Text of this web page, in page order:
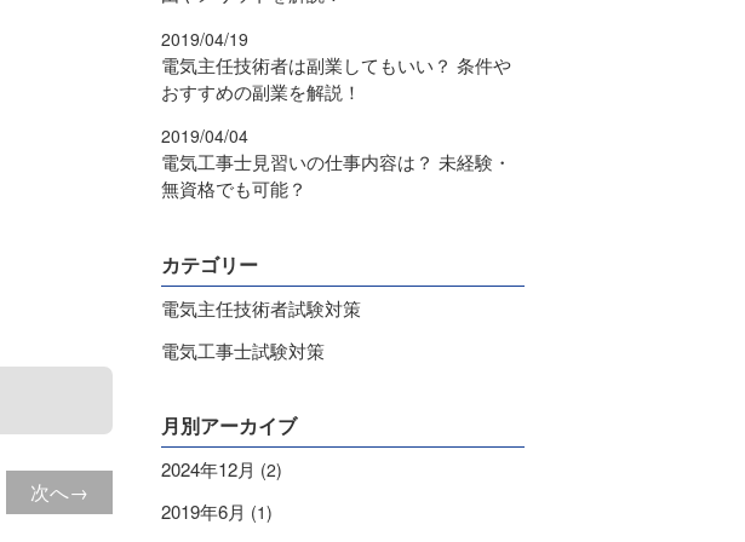
次へ
2019/04/19
電気主任技術者は副業してもいい？ 条件や
おすすめの副業を解説！
2019/04/04
電気工事士見習いの仕事内容は？ 未経験・
無資格でも可能？
カテゴリー
電気主任技術者試験対策
電気工事士試験対策
月別アーカイブ
2024年12月 (2)
2019年6月 (1)